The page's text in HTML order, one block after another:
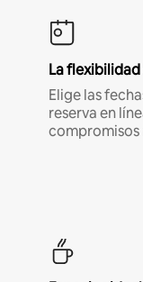
La
Elige las
reserva en
compromisos